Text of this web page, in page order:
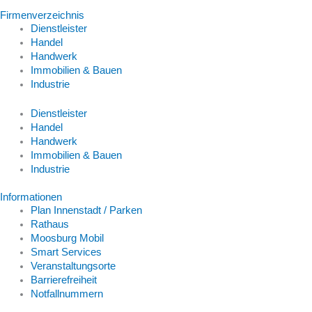
Firmenverzeichnis
Dienstleister
Handel
Handwerk
Immobilien & Bauen
Industrie
Dienstleister
Handel
Handwerk
Immobilien & Bauen
Industrie
Informationen
Plan Innenstadt / Parken
Rathaus
Moosburg Mobil
Smart Services
Veranstaltungsorte
Barrierefreiheit
Notfallnummern